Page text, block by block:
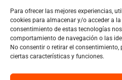
Para ofrecer las mejores experiencias,
cookies para almacenar y/o acceder a
consentimiento de estas tecnologías
comportamiento de navegación o las
No consentir o retirar el
ciertas características y funciones.
BRAGA
Sobre